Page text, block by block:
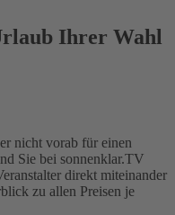
Ihrer Wahl
nicht vorab für einen
Sie bei sonnenklar.TV
direkt miteinander
zu allen Preisen je